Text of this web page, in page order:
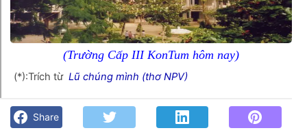
(Trường Cấp III KonTum hôm nay)
(*):Trích từ Lũ chúng mình (thơ NPV)
Chút gì để nhớ!
Share